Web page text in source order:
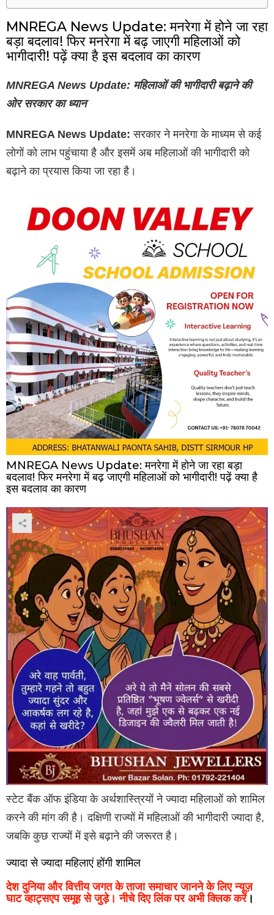
MNREGA News Update: मनरेगा में होने जा रहा
बड़ा बदलाव! फिर मनरेगा में बढ़ जाएगी महिलाओं को
भागीदारी! पढ़ें क्या है इस बदलाव का कारण
MNREGA News Update: महिलाओं की भागीदारी बढ़ाने की
ओर सरकार का ध्यान
MNREGA News Update: सरकार ने मनरेगा के माध्यम से कई
लोगों को लाभ पहुंचाया है और इसमें अब महिलाओं की भागीदारी को
बढ़ाने का प्रयास किया जा रहा है।
MNREGA News Update: मनरेगा में होने जा रहा बड़ा
बदलाव! फिर मनरेगा में बढ़ जाएगी महिलाओं को भागीदारी! पढ़ें क्या है
इस बदलाव का कारण
स्टेट बैंक ऑफ इंडिया के अर्थशास्त्रियों ने ज्यादा महिलाओं को शामिल
करने की मांग की है। दक्षिणी राज्यों में महिलाओं की भागीदारी ज्यादा है,
जबकि कुछ राज्यों में इसे बढ़ाने की जरूरत है।
ज्यादा से ज्यादा महिलाएं होंगी शामिल
देश दुनिया और वित्तीय जगत के ताजा समाचार जानने के लिए न्यूज़
घाट व्हाट्सएप समूह से जुड़े। नीचे दिए लिंक पर अभी क्लिक करें।